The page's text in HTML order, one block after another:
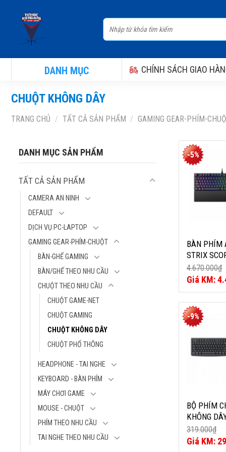
Tìm
kiếm:
DANH MỤC CHÍNH SÁCH GIAO
CHUỘT KHÔNG DÂY
TRANG CHỦ / TẤT CẢ SẢN PHẨM / GAMING GEAR-PHÍM-
DANH MỤC SẢN PHẨM
TẤT CẢ SẢN PHẨM
CAMERA AN NINH
DEFAULT
DỊCH VỤ PC-LAPTOP
GAMING GEAR-PHÍM-CHUỘT
BÀN-GHẾ GAMING
BÀN/GHẾ THEO NHU CẦU
CHUỘT THEO NHU CẦU
CHUỘT GAME-NET
CHUỘT GAMING
CHUỘT KHÔNG DÂY
CHUỘT PHỔ THÔNG
HEADPHONE - TAI NGHE
KEYBOARD - BÀN PHÍM
MÁY CHƠI GAME
MOUSE - CHUỘT
PHÍM THEO NHU CẦU
TAI NGHE THEO NHU CẦU
-5%
BÀN PHÍM
STRIX
USB, RGB,
BKUA00)
Loại sản
Gaming
Kích thước:
40mm
Loại công tắc:
học ROG NX
Loại đèn nền:
Keycap: ABS,
Kết nối: USB
BÀN PHÍM
STRIX
(WIRELESS
4.670.000₫
Giá
tại
là:
4.450.000₫.
-9%
BỘ PHÍM
KHÔNG DÂY
Thương hiệu:
Phím
35mm
Chuột
Pin 01* AA
Kích thước: 99
BỘ PHÍM
KHÔNG
MK188G
319.000₫
Giá